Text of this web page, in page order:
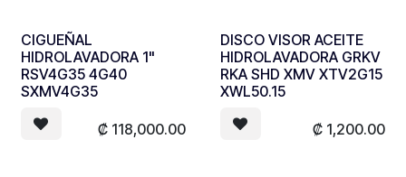
CIGUEÑAL
HIDROLAVADORA 1"
RSV4G35 4G40
SXMV4G35
₡ 118,000.00
DISCO VISOR ACEITE
HIDROLAVADORA GRKV
RKA SHD XMV XTV2G15
XWL50.15
₡ 1,200.00